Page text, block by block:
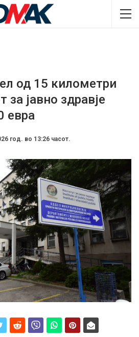
од 15 километри
за јавно здравје
евра
год. во 13:26 часот.